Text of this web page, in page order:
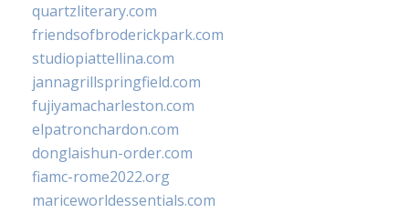
quartzliterary.com
friendsofbroderickpark.com
studiopiattellina.com
jannagrillspringfield.com
fujiyamacharleston.com
elpatronchardon.com
donglaishun-order.com
fiamc-rome2022.org
mariceworldessentials.com